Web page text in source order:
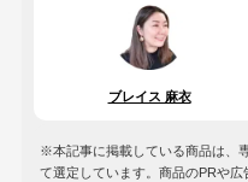
ブレイス 麻衣
※本記事に掲載している商品は、
て選定しています。商品のPRや